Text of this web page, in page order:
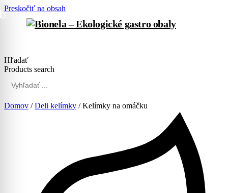
Preskočiť na obsah
Hľadať
Products search
Domov /Deli kelímky / Kelímky na omáčku